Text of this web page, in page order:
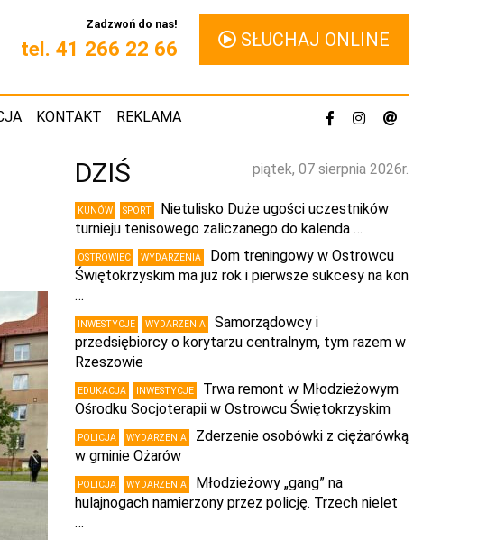
Zadzwoń do nas!
tel. 41 266 22 66 SŁUCHAJ ONLINE
KONTAKT REKLAMA
piątek, 07 sierpnia 2026r.
DZIŚ
KUNÓW SPORT
Nietulisko Duże ugości uczestników
turnieju tenisowego zaliczanego do kalenda …
OSTROWIEC WYDARZENIA
Dom treningowy w Ostrowcu
Świętokrzyskim ma już rok i pierwsze sukcesy na kon
…
INWESTYCJE WYDARZENIA
Samorządowcy i
przedsiębiorcy o korytarzu centralnym, tym razem w
Rzeszowie
EDUKACJA INWESTYCJE
Trwa remont w Młodzieżowym
Ośrodku Socjoterapii w Ostrowcu Świętokrzyskim
POLICJA WYDARZENIA
Zderzenie osobówki z ciężarówką
w gminie Ożarów
POLICJA WYDARZENIA
Młodzieżowy „gang” na
hulajnogach namierzony przez policję. Trzech nielet
…